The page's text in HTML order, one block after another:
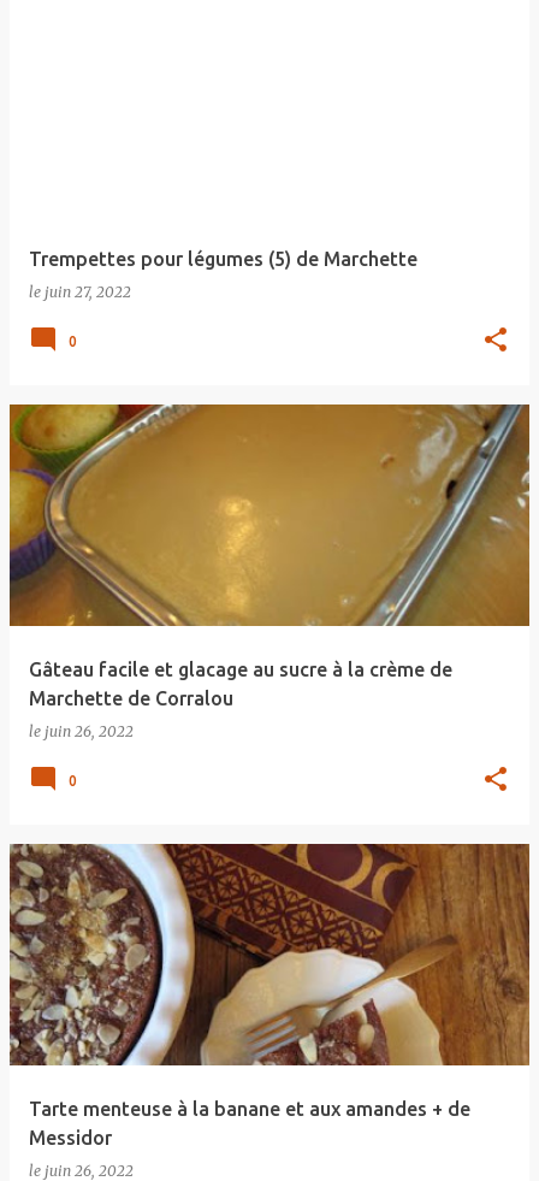
Trempettes pour légumes (5) de Marchette
le juin 27, 2022
0
Gâteau facile et glacage au sucre à la crème de
Marchette de Corralou
le juin 26, 2022
0
Tarte menteuse à la banane et aux amandes + de
Messidor
le juin 26, 2022